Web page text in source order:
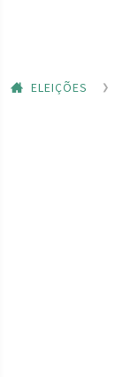
ELEIÇÕES